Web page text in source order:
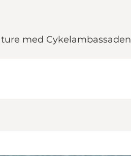
med Cykelambassaden